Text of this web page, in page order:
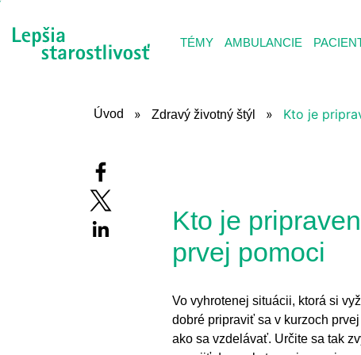
TÉMY AMBULANCIE
ZDRAVÝ
Úvod Zdravý životný štýl Kto je
Kto je
prvej pomoci
Vo vyhrotenej situácii, ktorá si
dobré pripraviť sa v kurzoch
ako sa vzdelávať. Určite sa tak